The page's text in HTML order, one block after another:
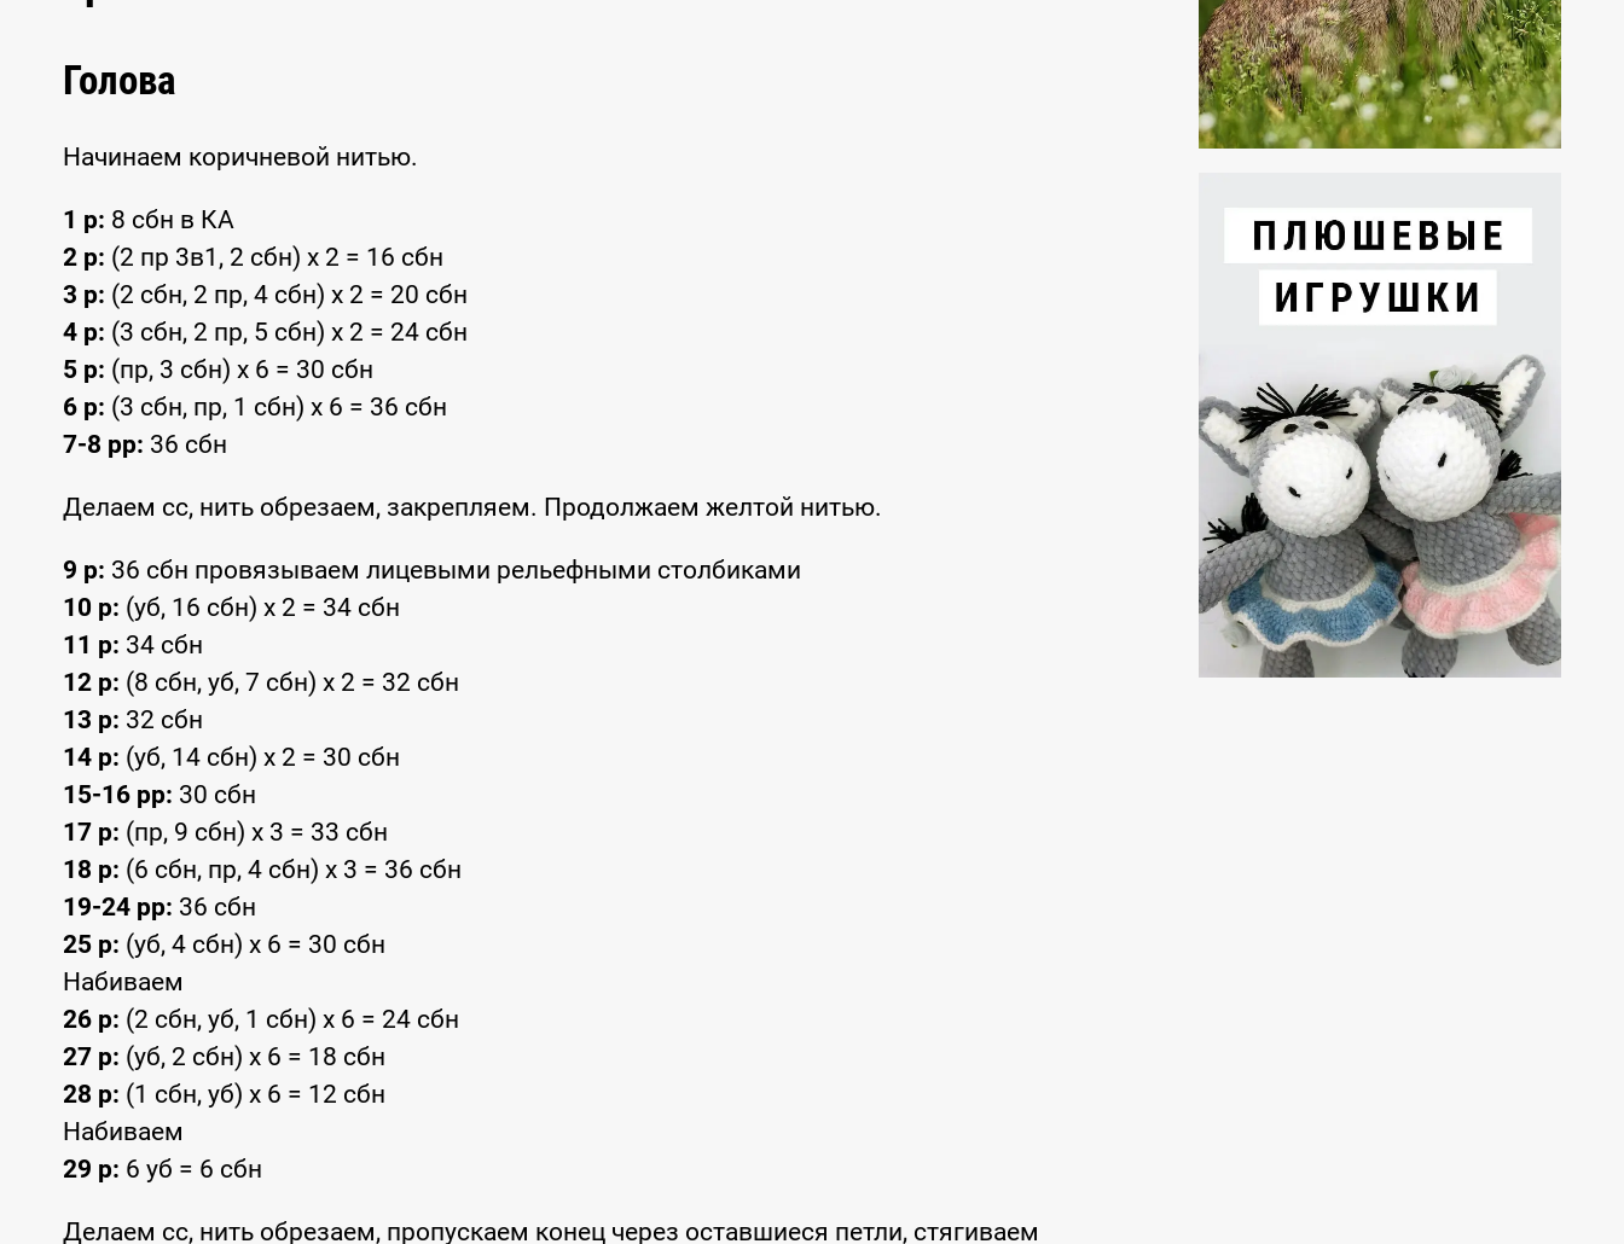
Голова
Начинаем коричневой нитью.
1 р: 8 сбн в КА
2 р: (2 пр 3в1, 2 сбн) х 2 = 16 сбн
3 р: (2 сбн, 2 пр, 4 сбн) х 2 = 20 сбн
4 р: (3 сбн, 2 пр, 5 сбн) х 2 = 24 сбн
5 р: (пр, 3 сбн) х 6 = 30 сбн
6 р: (3 сбн, пр, 1 сбн) х 6 = 36 сбн
7-8 рр: 36 сбн
Делаем сс, нить обрезаем, закрепляем. Продолжаем желтой нитью.
9 р: 36 сбн провязываем лицевыми рельефными столбиками
10 р: (уб, 16 сбн) х 2 = 34 сбн
11 р: 34 сбн
12 р: (8 сбн, уб, 7 сбн) х 2 = 32 сбн
13 р: 32 сбн
14 р: (уб, 14 сбн) х 2 = 30 сбн
15-16 рр: 30 сбн
17 р: (пр, 9 сбн) х 3 = 33 сбн
18 р: (6 сбн, пр, 4 сбн) х 3 = 36 сбн
19-24 рр: 36 сбн
25 р: (уб, 4 сбн) х 6 = 30 сбн
Набиваем
26 р: (2 сбн, уб, 1 сбн) х 6 = 24 сбн
27 р: (уб, 2 сбн) х 6 = 18 сбн
28 р: (1 сбн, уб) х 6 = 12 сбн
Набиваем
29 р: 6 уб = 6 сбн
Делаем сс, нить обрезаем, пропускаем конец через оставшиеся петли, стягиваем